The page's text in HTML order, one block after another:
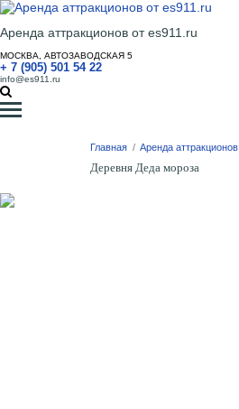
Аренда аттракционов от es911.ru
МОСКВА, АВТОЗАВОДСКАЯ 5
+ 7 (905) 501 54 22
info@es911.ru
Главная / Аренда аттракционов
Деревня Деда мороза